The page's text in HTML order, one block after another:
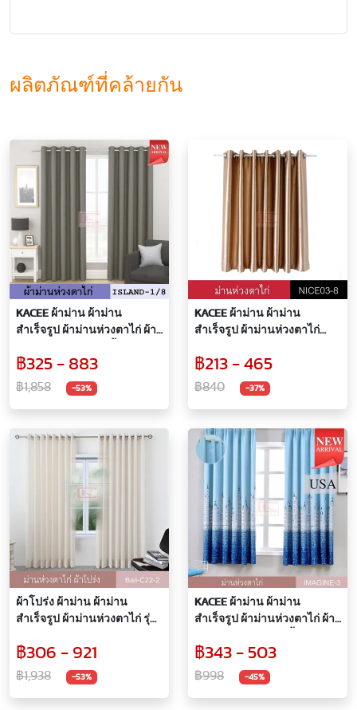
ผลิตภัณฑ์ที่คล้ายกัน
KACEE ผ้าม่าน ผ้าม่าน
สำเร็จรูป ผ้าม่านห่วงตาไก่ ผ้า
อมฝุ่น ผ้าทึบแสง100% ผ้า
black out รุ่น ISLAND-1
฿325 - 883
฿1,858 -53%
KACEE ผ้าม่าน ผ้าม่าน
สำเร็จรูป ผ้าม่านห่วงตาไก่
฿213 - 465
฿840 -37%
ผ้าโปร่ง ผ้าม่าน ผ้าม่าน
สำเร็จรูป ผ้าม่านห่วงตาไก่ รุ่น
฿306 - 921
฿1,938 -53%
KACEE ผ้าม่าน ผ้าม่าน
สำเร็จรูป ผ้าม่านห่วงตาไก่ ผ้า
อมฝุ่น ผ้าทึบแสง 98% รุ่น
IMAGINE-3
฿343 - 503
฿998 -45%